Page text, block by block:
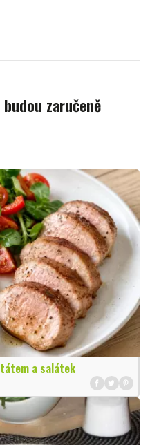
zaručeně
a salátek